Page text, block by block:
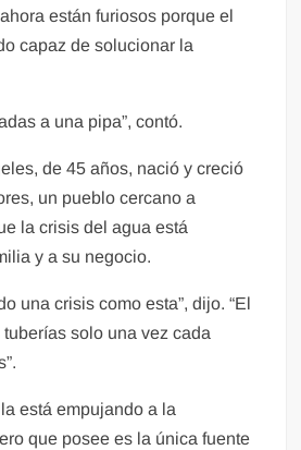
están furiosos porque el
capaz de solucionar la
a una pipa”, contó.
de 45 años, nació y creció
un pueblo cercano a
la crisis del agua está
y a su negocio.
una crisis como esta”, dijo. “El
solo una vez cada
está empujando a la
que posee es la única fuente